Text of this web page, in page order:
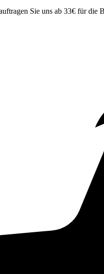
Sie uns ab 33€ für